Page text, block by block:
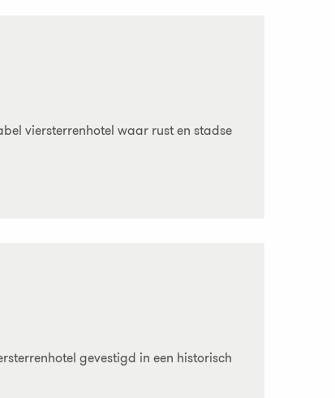
viersterrenhotel waar rust en stadse
gevestigd in een historisch